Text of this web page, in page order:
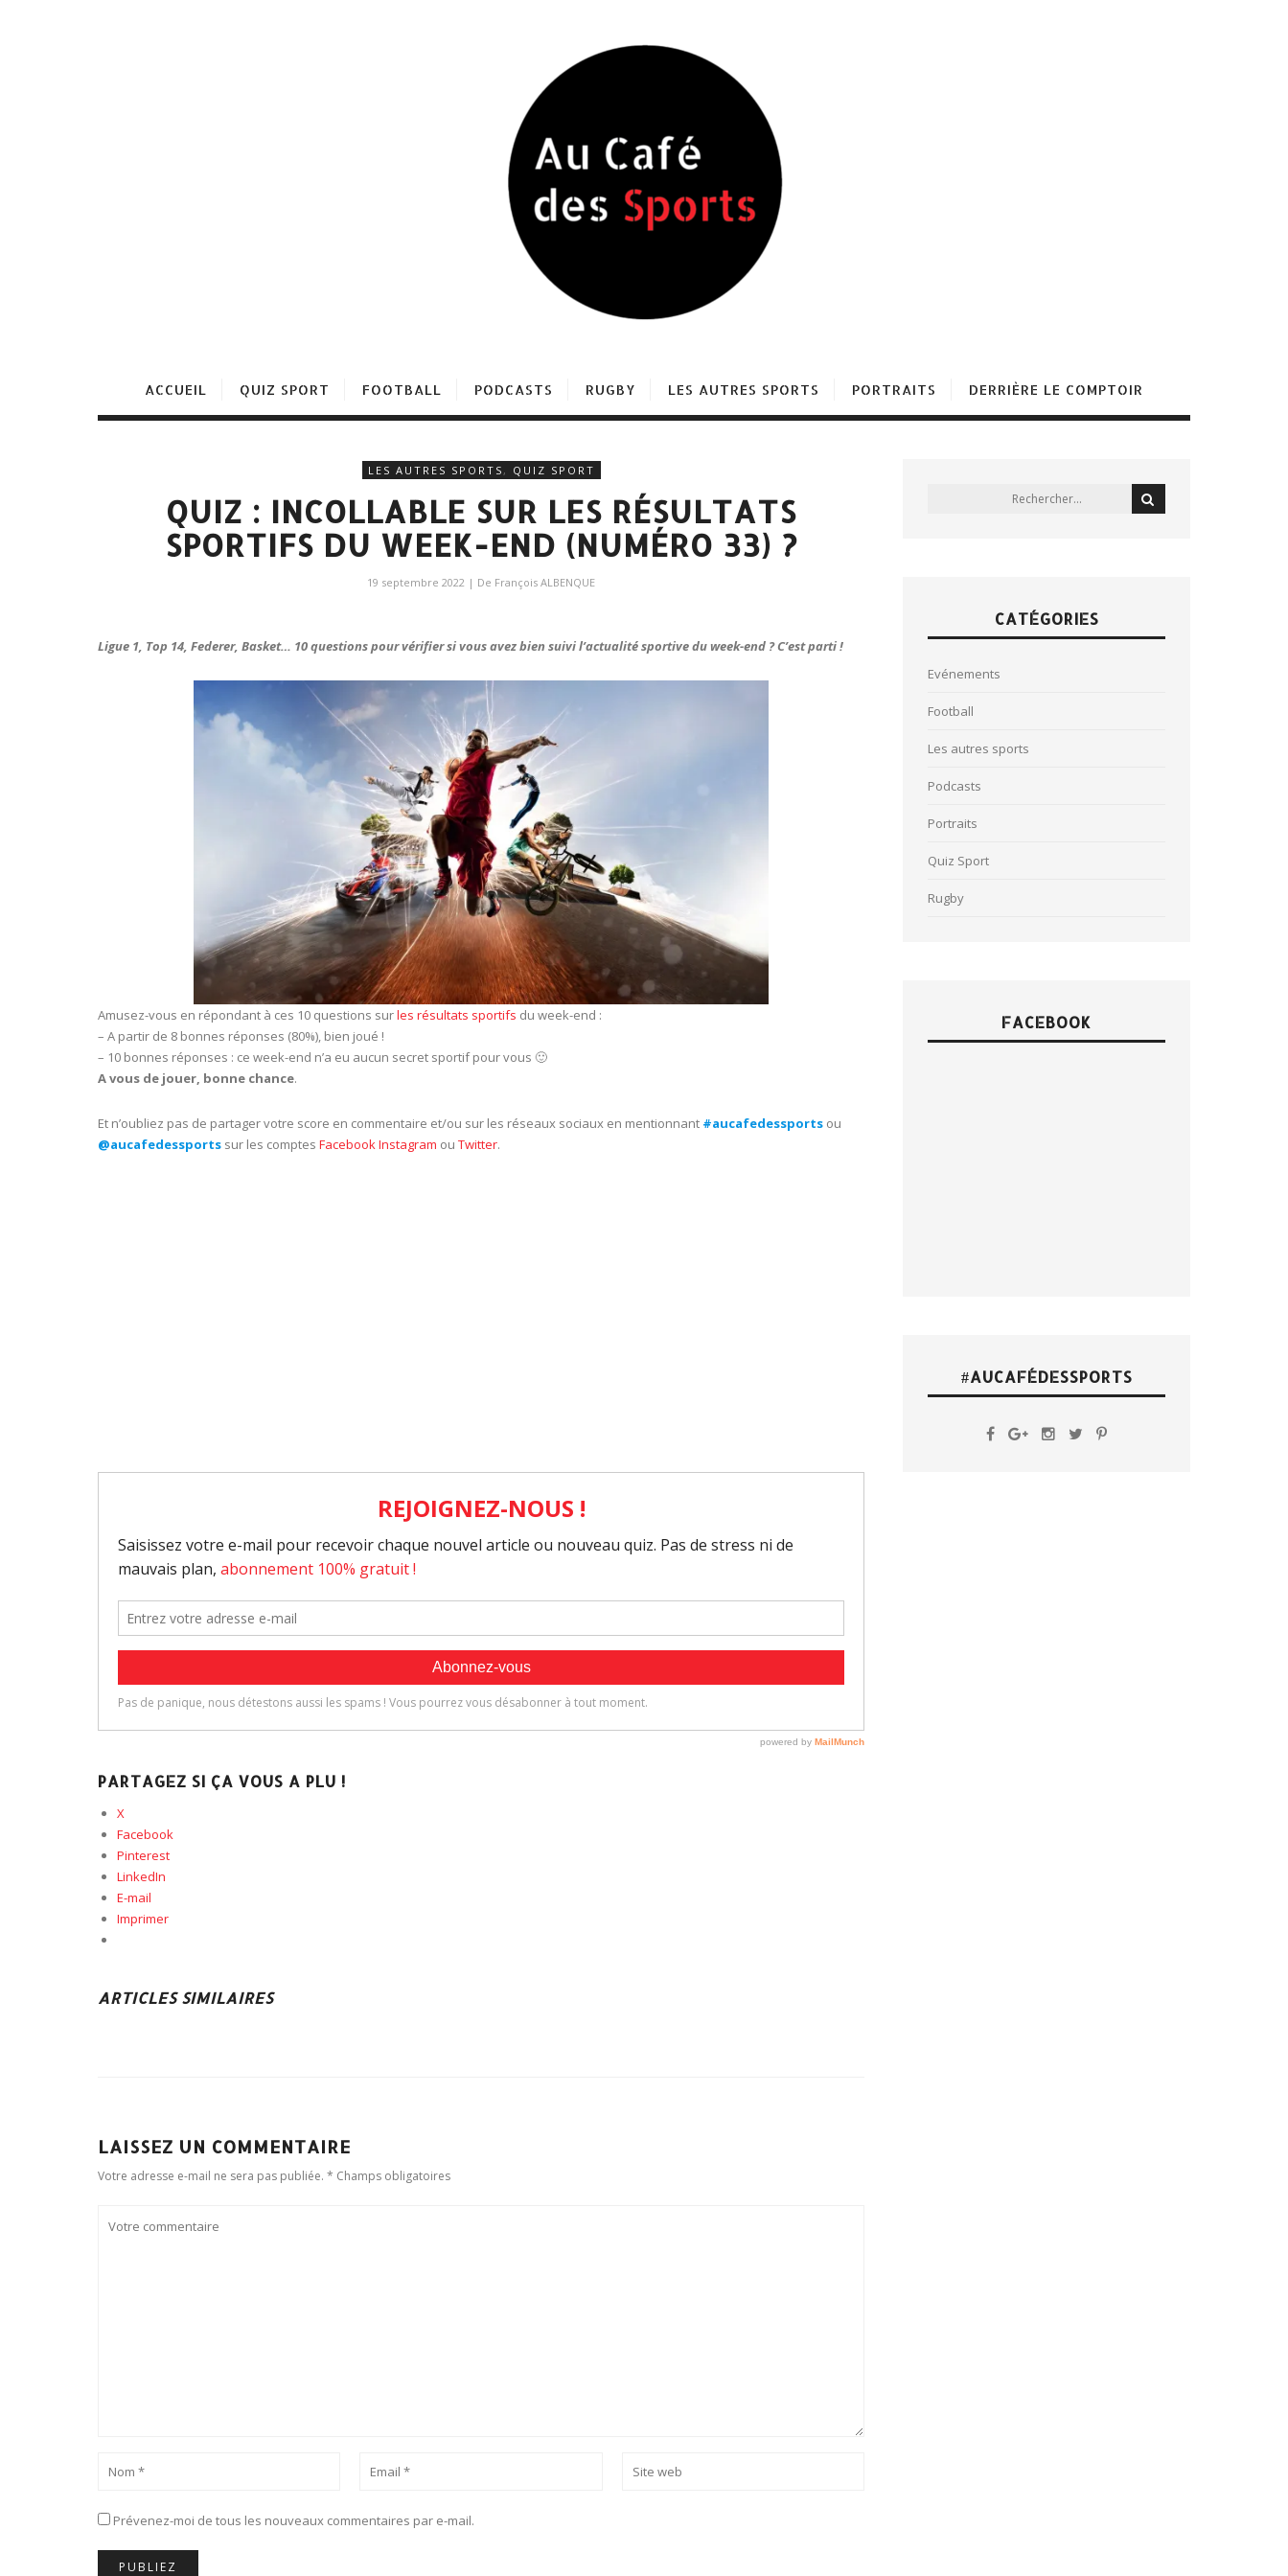
ACCUEIL QUIZ SPORT FOOTBALL PODCASTS RUGBY LES AUTRES SPORTS PORTRAITS DERRIÈRE LE COMPTOIR
LES AUTRES SPORTS , QUIZ SPORT
QUIZ : INCOLLABLE SUR LES RÉSULTATS
SPORTIFS DU WEEK-END (NUMÉRO 33) ?
19 septembre 2022 | De François ALBENQUE
Ligue 1, Top 14, Federer, Basket… 10 questions pour vérifier si vous avez bien suivi l’actualité sportive du week-end ? C’est parti !
Amusez-vous en répondant à ces 10 questions surles résultats sportifs du week-end :
– A partir de 8 bonnes réponses (80%), bien joué !
– 10 bonnes réponses : ce week-end n’a eu aucun secret sportif pour vous 🙂
A vous de jouer, bonne chance.
Et n’oubliez pas de partager votre score en commentaire et/ou sur les réseaux sociaux en mentionnant #aucafedessports ou
@aucafedessports sur les comptes FacebookInstagram ou Twitter.
PARTAGEZ SI ÇA VOUS A PLU !
X
Facebook
Pinterest
LinkedIn
E-mail
Imprimer
ARTICLES SIMILAIRES
LAISSEZ UN COMMENTAIRE
Votre adresse e-mail ne sera pas publiée. * Champs obligatoires
Prévenez-moi de tous les nouveaux commentaires par e-mail.
CATÉGORIES
Evénements
Football
Les autres sports
Podcasts
Portraits
Quiz Sport
Rugby
FACEBOOK
#AUCAFÉDESSPORTS